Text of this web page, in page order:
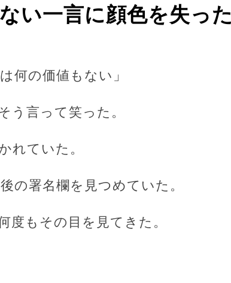
い一言に顔色を失った
何の価値もない」
う言って笑った。
れていた。
の署名欄を見つめていた。
度もその目を見てきた。